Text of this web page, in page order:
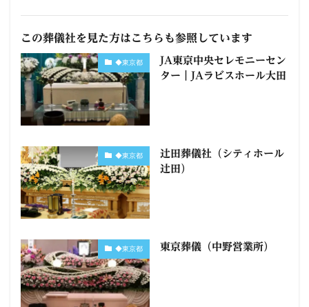
この葬儀社を見た方はこちらも参照しています
◆東京都
JA東京中央セレモニーセン
ター｜JAラビスホール大田
◆東京都
辻田葬儀社（シティホール
辻田）
◆東京都 東京葬儀（中野営業所）